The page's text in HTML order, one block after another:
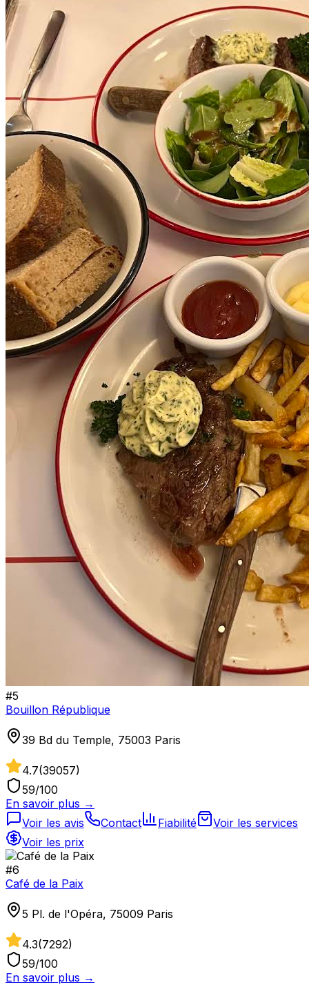
#5
Bouillon République
39 Bd du Temple, 75003 Paris
4.7(39057)
59/100
En savoir plus →
Voir les avis
Contact Fiabilité
Voir les services
Voir les prix
#6
Café de la Paix
5 Pl. de l'Opéra, 75009 Paris
4.3(7292)
59/100
En savoir plus →